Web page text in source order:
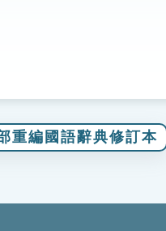
重編國語辭典修訂本